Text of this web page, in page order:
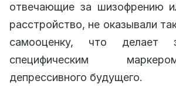
отвечающие за шизофрению
расстройство, не оказывали
самооценку, что делает
специфическим
депрессивного будущего.